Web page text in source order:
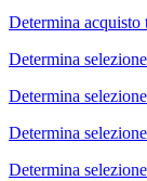
Determina acquisto
Determina
Determina
Determina
Determina